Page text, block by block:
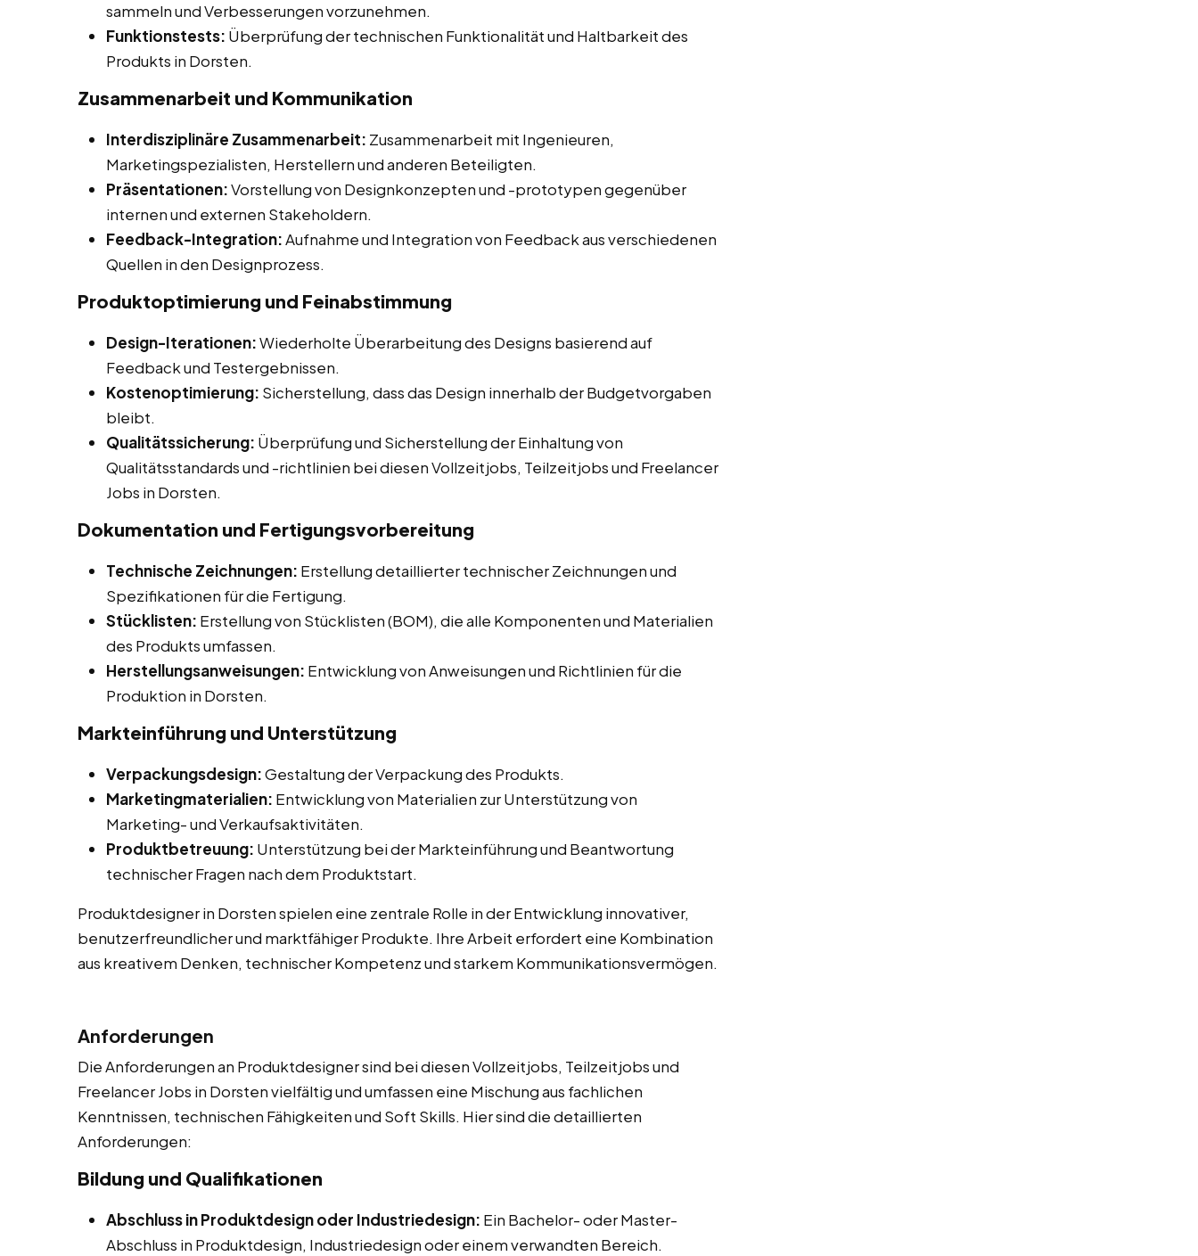
sammeln und Verbesserungen vorzunehmen.
Funktionstests: Überprüfung der technischen Funktionalität und Haltbarkeit des
Produkts in Dorsten.
Zusammenarbeit und Kommunikation
Interdisziplinäre Zusammenarbeit: Zusammenarbeit mit Ingenieuren,
Marketingspezialisten, Herstellern und anderen Beteiligten.
Präsentationen:Vorstellung von Designkonzepten und -prototypen gegenüber
internen und externen Stakeholdern.
Feedback-Integration:Aufnahme und Integration von Feedback aus verschiedenen
Quellen in den Designprozess.
Produktoptimierung und Feinabstimmung
Design-Iterationen:Wiederholte Überarbeitung des Designs basierend auf
Feedback und Testergebnissen.
Kostenoptimierung: Sicherstellung, dass das Design innerhalb der Budgetvorgaben
bleibt.
Qualitätssicherung: Überprüfung und Sicherstellung der Einhaltung von
Qualitätsstandards und -richtlinien bei diesen Vollzeitjobs, Teilzeitjobs und Freelancer
Jobs in Dorsten.
Dokumentation und Fertigungsvorbereitung
Technische Zeichnungen: Erstellung detaillierter technischer Zeichnungen und
Spezifikationen für die Fertigung.
Stücklisten: Erstellung von Stücklisten (BOM), die alle Komponenten und Materialien
des Produkts umfassen.
Herstellungsanweisungen: Entwicklung von Anweisungen und Richtlinien für die
Produktion in Dorsten.
Markteinführung und Unterstützung
Verpackungsdesign:Gestaltung der Verpackung des Produkts.
Marketingmaterialien: Entwicklung von Materialien zur Unterstützung von
Marketing- und Verkaufsaktivitäten.
Produktbetreuung: Unterstützung bei der Markteinführung und Beantwortung
technischer Fragen nach dem Produktstart.
Produktdesigner in Dorsten spielen eine zentrale Rolle in der Entwicklung innovativer,
benutzerfreundlicher und marktfähiger Produkte. Ihre Arbeit erfordert eine Kombination
aus kreativem Denken, technischer Kompetenz und starkem Kommunikationsvermögen.
Anforderungen
Die Anforderungen an Produktdesigner sind bei diesen Vollzeitjobs, Teilzeitjobs und
Freelancer Jobs in Dorsten vielfältig und umfassen eine Mischung aus fachlichen
Kenntnissen, technischen Fähigkeiten und Soft Skills. Hier sind die detaillierten
Anforderungen:
Bildung und Qualifikationen
Abschluss in Produktdesign oder Industriedesign: Ein Bachelor- oder Master-
Abschluss in Produktdesign, Industriedesign oder einem verwandten Bereich.